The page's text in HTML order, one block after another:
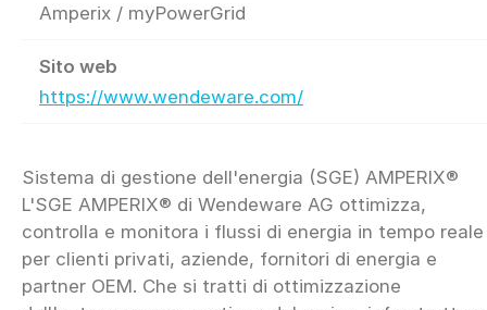
Amperix / myPowerGrid
Sito web
https://www.wendeware.com/
Sistema di gestione dell'energia (SGE) AMPERIX®
L'SGE AMPERIX® di Wendeware AG ottimizza,
controlla e monitora i flussi di energia in tempo reale
per clienti privati, aziende, fornitori di energia e
partner OEM. Che si tratti di ottimizzazione